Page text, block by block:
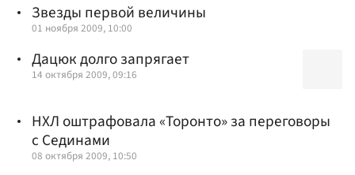
Звезды первой величины
01 ноября 2009, 10:00
Дацюк долго запрягает
14 октября 2009, 09:16
НХЛ оштрафовала «Торонто» за переговоры
с Сединами
08 октября 2009, 10:50